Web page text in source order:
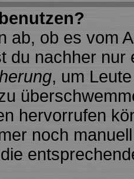
ab, ob es vom
du nachher
, um
hervorrufen
noch